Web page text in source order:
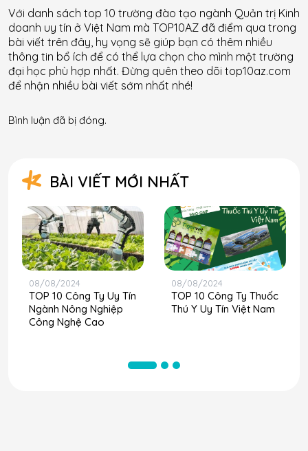
Với danh sách top 10 trường đào tạo ngành Quản trị Kinh
doanh uy tín ở Việt Nam mà TOP10AZ đã điểm qua trong
bài viết trên đây, hy vọng sẽ giúp bạn có thêm nhiều
thông tin bổ ích để có thể lựa chọn cho mình một trường
đại học phù hợp nhất. Đừng quên theo dõi top10az.com
để nhận nhiều bài viết sớm nhất nhé!
Bình luận đã bị đóng.
BÀI VIẾT MỚI NHẤT
08/08/2024
TOP 10 Công Ty Uy Tín
Ngành Nông Nghiệp
Công Nghệ Cao
08/08/2024
TOP 10 Công Ty Thuốc
Thú Y Uy Tín Việt Nam